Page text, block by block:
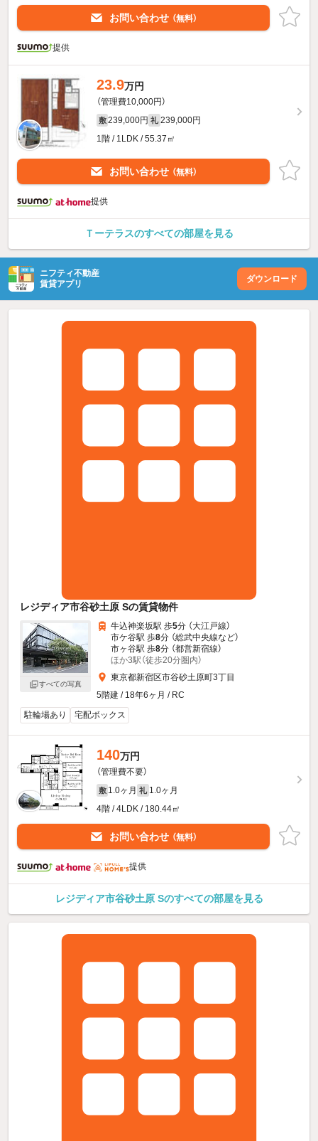
お問い合わせ （無料）
提供
23.9万円
（管理費10,000円）
敷 239,000円 礼 239,000円
1階 / 1LDK / 55.37㎡
お問い合わせ （無料）
提供
Ｔーテラスのすべての部屋を見る
ニフティ不動産
賃貸アプリ
ダウンロード
レジディア市谷砂土原 Sの賃貸物件
すべての写真
牛込神楽坂駅 歩5分 （大江戸線）
市ケ谷駅 歩8分 （総武中央線など）
市ヶ谷駅 歩8分 （都営新宿線）
ほか3駅（徒歩20分圏内）
東京都新宿区市谷砂土原町3丁目
5階建 / 18年6ヶ月 / RC
駐輪場あり
宅配ボックス
140万円
（管理費不要）
敷 1.0ヶ月 礼 1.0ヶ月
4階 / 4LDK / 180.44㎡
お問い合わせ （無料）
提供
レジディア市谷砂土原 Sのすべての部屋を見る